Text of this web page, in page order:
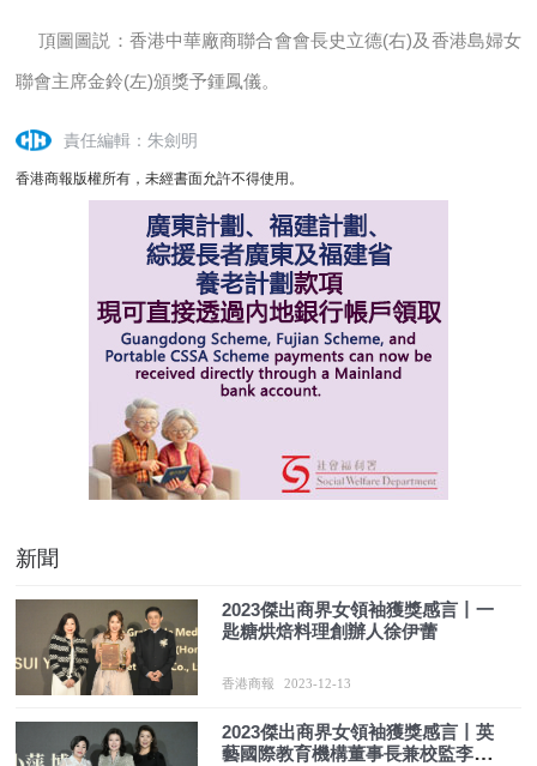
頂圖圖説：香港中華廠商聯合會會長史立德(右)及香港島婦女
聯會主席金鈴(左)頒獎予鍾鳳儀。
責任編輯：朱劍明
香港商報版權所有，未經書面允許不得使用。
新聞
2023傑出商界女領袖獲獎感言丨一
匙糖烘焙料理創辦人徐伊蕾
香港商報 2023-12-13
2023傑出商界女領袖獲獎感言丨英
藝國際教育機構董事長兼校監李小